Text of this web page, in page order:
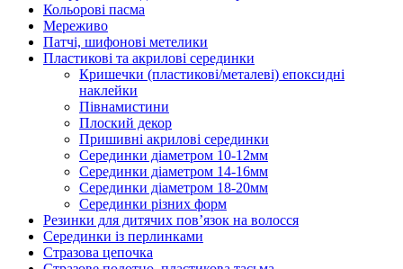
Кольорові пасма
Мереживо
Патчі, шифонові метелики
Пластикові та акрилові серединки
Кришечки (пластикові/металеві) епоксидні
наклейки
Півнамистини
Плоский декор
Пришивні акрилові серединки
Серединки діаметром 10-12мм
Серединки діаметром 14-16мм
Серединки діаметром 18-20мм
Серединки різних форм
Резинки для дитячих пов’язок на волосся
Серединки із перлинками
Стразова цепочка